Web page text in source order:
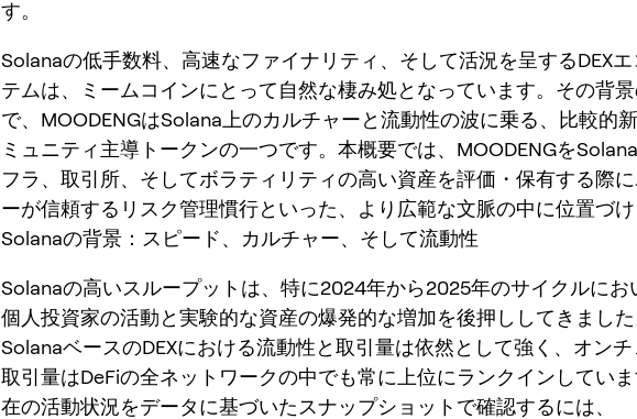
す。
Solanaの低手数料、高速なファイナリティ、そして活況を呈するDEXエ
テムは、ミームコインにとって自然な棲み処となっています。その背
で、MOODENGはSolana上のカルチャーと流動性の波に乗る、比較的
ミュニティ主導トークンの一つです。本概要では、MOODENGを
フラ、取引所、そしてボラティリティの高い資産を評価・保有する際
ーが信頼するリスク管理慣行といった、より広範な文脈の中に位置づけ
Solanaの背景：スピード、カルチャー、そして流動性
Solanaの高いスループットは、特に2024年から2025年のサイクルにお
個人投資家の活動と実験的な資産の爆発的な増加を後押ししてきました
SolanaベースのDEXにおける流動性と取引量は依然として強く、オン
取引量はDeFiの全ネットワークの中でも常に上位にランクインしてい
在の活動状況をデータに基づいたスナップショットで確認するには、